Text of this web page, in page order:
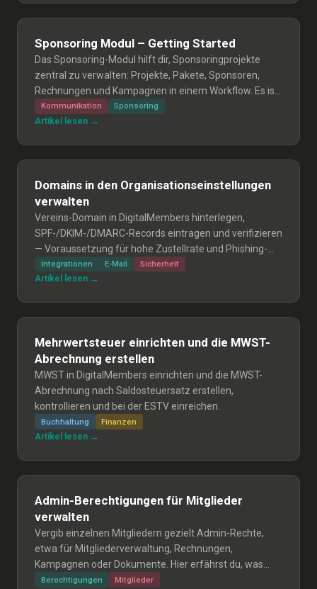
Sponsoring Modul – Getting Started
Das Sponsoring-Modul hilft dir, Sponsoringprojekte
zentral zu verwalten: Projekte, Pakete, Sponsoren,
Rechnungen und Kampagnen in einem Workflow. Es ist
aktuell noch in Beta.
Kommunikation Sponsoring
Artikel lesen →
Domains in den Organisationseinstellungen
verwalten
Vereins-Domain in DigitalMembers hinterlegen,
SPF-/DKIM-/DMARC-Records eintragen und verifizieren
— Voraussetzung für hohe Zustellrate und Phishing-
Schutz.
Integrationen E-Mail Sicherheit
Artikel lesen →
Mehrwertsteuer einrichten und die MWST-
Abrechnung erstellen
MWST in DigitalMembers einrichten und die MWST-
Abrechnung nach Saldosteuersatz erstellen,
kontrollieren und bei der ESTV einreichen.
Buchhaltung Finanzen
Artikel lesen →
Admin-Berechtigungen für Mitglieder
verwalten
Vergib einzelnen Mitgliedern gezielt Admin-Rechte,
etwa für Mitgliederverwaltung, Rechnungen,
Kampagnen oder Dokumente. Hier erfährst du, was
jede Rolle genau kann.
Berechtigungen Mitglieder